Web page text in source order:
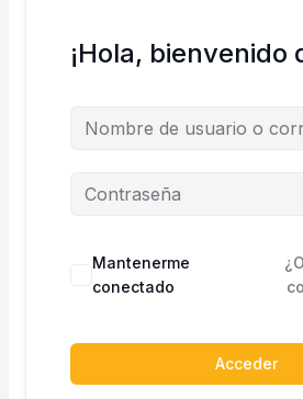
¡Hola, bienvenido
Mantenerme
conectado
Acceder